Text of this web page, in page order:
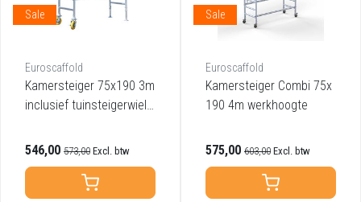
Sale
Euroscaffold
Kamersteiger 75x190 3m
inclusief tuinsteigerwiele
546,00 573,00 Excl. btw
Sale
Euroscaffold
Kamersteiger Combi 75x
190 4m werkhoogte
575,00 603,00 Excl. btw